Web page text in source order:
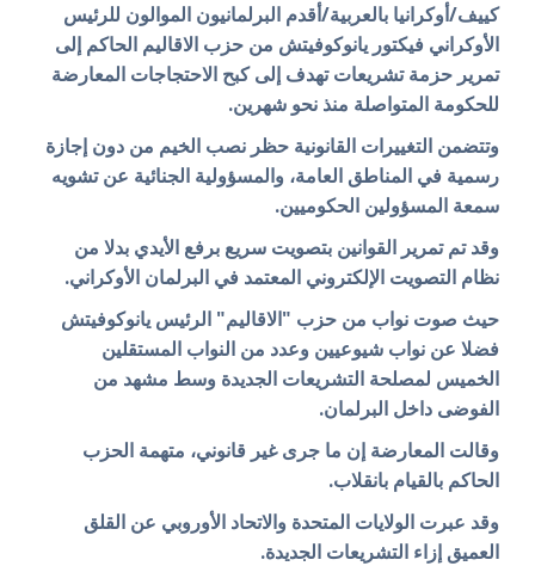
كييف/أوكرانيا بالعربية/أقدم البرلمانيون الموالون للرئيس
الأوكراني فيكتور يانوكوفيتش من حزب الاقاليم الحاكم إلى
تمرير حزمة تشريعات تهدف إلى كبح الاحتجاجات المعارضة
للحكومة المتواصلة منذ نحو شهرين.
وتتضمن التغييرات القانونية حظر نصب الخيم من دون إجازة
رسمية في المناطق العامة، والمسؤولية الجنائية عن تشويه
سمعة المسؤولين الحكوميين.
وقد تم تمرير القوانين بتصويت سريع برفع الأيدي بدلا من
نظام التصويت الإلكتروني المعتمد في البرلمان الأوكراني.
حيث صوت نواب من حزب "الاقاليم" الرئيس يانوكوفيتش
فضلا عن نواب شيوعيين وعدد من النواب المستقلين
الخميس لمصلحة التشريعات الجديدة وسط مشهد من
الفوضى داخل البرلمان.
وقالت المعارضة إن ما جرى غير قانوني، متهمة الحزب
الحاكم بالقيام بانقلاب.
وقد عبرت الولايات المتحدة والاتحاد الأوروبي عن القلق
العميق إزاء التشريعات الجديدة.